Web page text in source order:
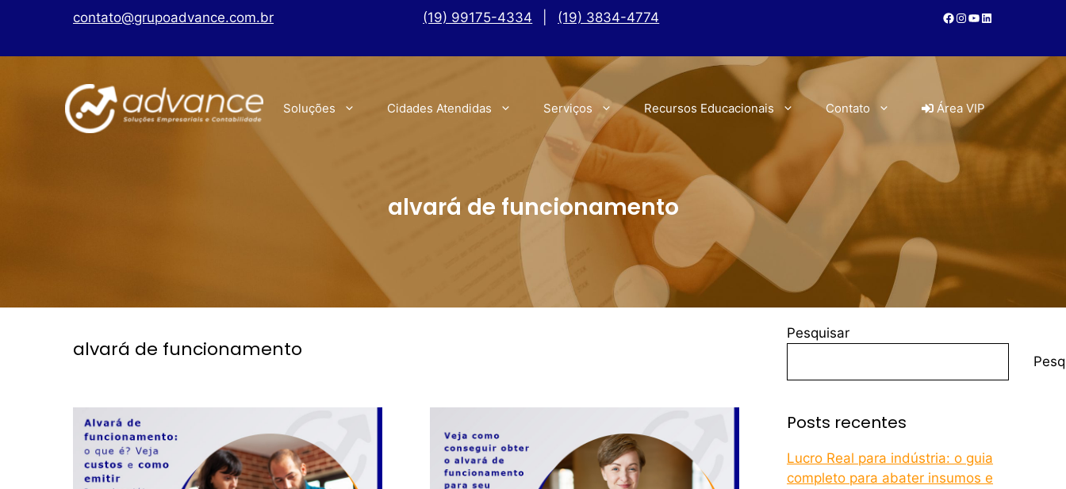
contato@grupoadvance.com.br (19) 99175-4334 (19) 3834-4774
Soluções Cidades Atendidas Serviços Recursos Educacionais Contato Área VIP
alvará de funcionamento
alvará de funcionamento
Pesquisar
Posts recentes
Lucro Real para indústria: o guia
completo para abater insumos e